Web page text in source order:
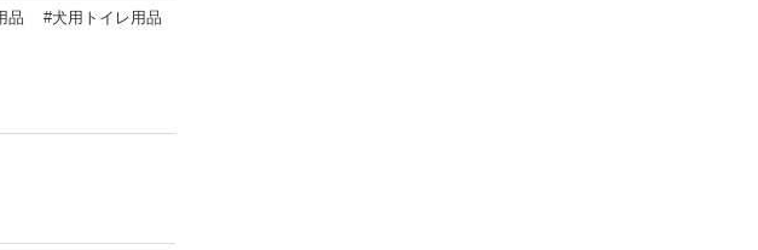
品
#犬用トイレ用品